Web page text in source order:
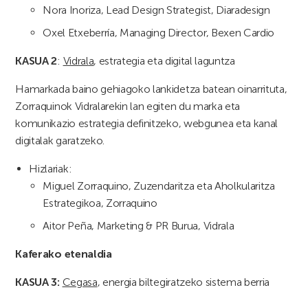
Nora Inoriza, Lead Design Strategist, Diaradesign
Oxel Etxeberría, Managing Director, Bexen Cardio
KASUA 2: Vidrala, estrategia eta digital laguntza
Hamarkada baino gehiagoko lankidetza batean oinarrituta,
Zorraquinok Vidralarekin lan egiten du marka eta
komunikazio estrategia definitzeko, webgunea eta kanal
digitalak garatzeko.
Hizlariak:
Miguel Zorraquino, Zuzendaritza eta Aholkularitza
Estrategikoa, Zorraquino
Aitor Peña, Marketing & PR Burua, Vidrala
Kaferako etenaldia
KASUA 3: Cegasa, energia biltegiratzeko sistema berria